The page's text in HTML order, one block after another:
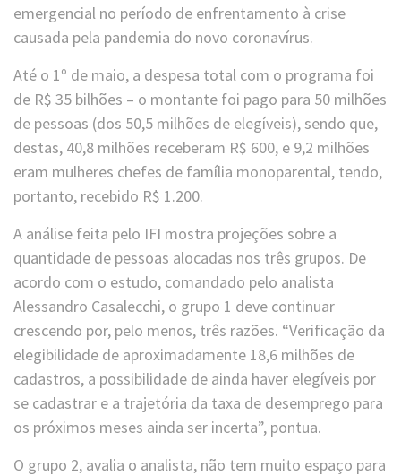
emergencial no período de enfrentamento à crise
causada pela pandemia do novo coronavírus.
Até o 1º de maio, a despesa total com o programa foi
de R$ 35 bilhões – o montante foi pago para 50 milhões
de pessoas (dos 50,5 milhões de elegíveis), sendo que,
destas, 40,8 milhões receberam R$ 600, e 9,2 milhões
eram mulheres chefes de família monoparental, tendo,
portanto, recebido R$ 1.200.
A análise feita pelo IFI mostra projeções sobre a
quantidade de pessoas alocadas nos três grupos. De
acordo com o estudo, comandado pelo analista
Alessandro Casalecchi, o grupo 1 deve continuar
crescendo por, pelo menos, três razões. “Verificação da
elegibilidade de aproximadamente 18,6 milhões de
cadastros, a possibilidade de ainda haver elegíveis por
se cadastrar e a trajetória da taxa de desemprego para
os próximos meses ainda ser incerta”, pontua.
O grupo 2, avalia o analista, não tem muito espaço para